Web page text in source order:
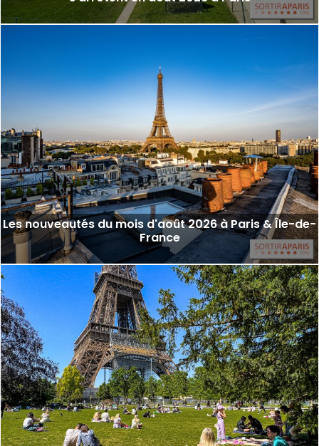
Les nouveautés du mois d'août 2026 à Paris & Île-de-
France